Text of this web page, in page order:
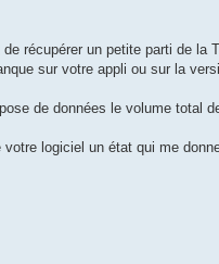
récupérer un petite parti de la
sur votre appli ou sur la
de données le volume total
logiciel un état qui me